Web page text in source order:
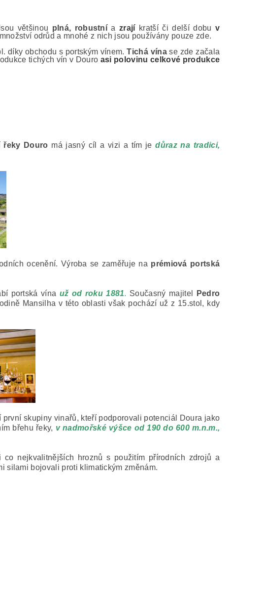
většinou plná, robustní azrají kratší či delší dobu v
odrůd a mnohé z nich jsou používány pouze zde.
díky obchodu s portským vínem.Tichá vínase zde začala
tichých vín v Douro asi polovinu celkové produkce
řeky Douro má jasný cíl a vizi a tím jedůraz na tradici,
ocenění. Výroba se zaměřuje na prémiová portská
portská vína už od roku 1881. Současný majitel
Pedro
Mansilha v této oblasti však pochází už z 15.stol, kdy
skupiny vinařů, kteří podporovali potenciál Doura jako
břehu řeky, v nadmořské výšce od 190 do 600 m.n.m.,
co nejkvalitnějších hroznů s použitím přírodních zdrojů a
silami bojovali proti klimatickým změnám.